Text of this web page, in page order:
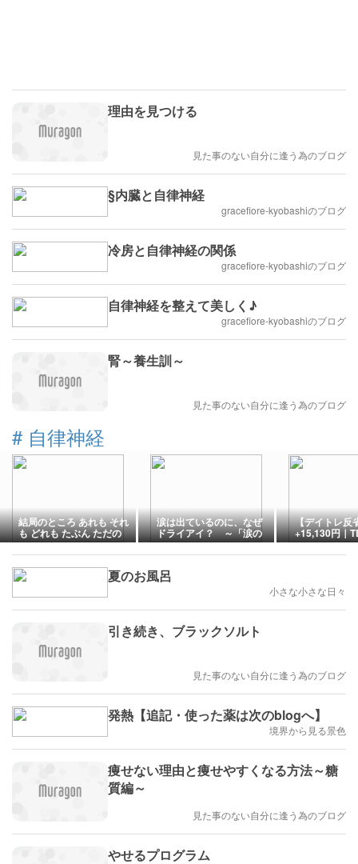
理由を見つける
見た事のない自分に逢う為のブログ
§内臓と自律神経
gracefiore-kyobashiのブログ
冷房と自律神経の関係
gracefiore-kyobashiのブログ
自律神経を整えて美しく♪
gracefiore-kyobashiのブログ
腎～養生訓～
見た事のない自分に逢う為のブログ
# 自律神経
結局のところ あれも それ
も どれも たぶん ただの
夏バテだよね
涙は出ているのに、なぜ
ドライアイ？ ～「涙の
量」ではなく「涙の質」
と自律神経がカギでした
～
【デイトレ反
+15,130円｜
サスで利益を
レード【月10
夏のお風呂
小さな小さな日々
引き続き、ブラックソルト
見た事のない自分に逢う為のブログ
発熱【追記・使った薬は次のblogへ】
境界から見る景色
痩せない理由と痩せやすくなる方法～糖
質編～
見た事のない自分に逢う為のブログ
やせるプログラム